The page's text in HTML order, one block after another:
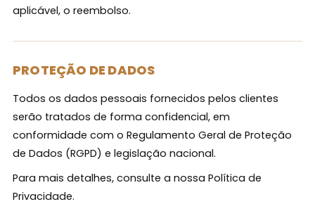
aplicável, o reembolso.
PROTEÇÃO DE DADOS
Todos os dados pessoais fornecidos pelos clientes
serão tratados de forma confidencial, em
conformidade com o Regulamento Geral de Proteção
de Dados (RGPD) e legislação nacional.
Para mais detalhes, consulte a nossa Política de
Privacidade.